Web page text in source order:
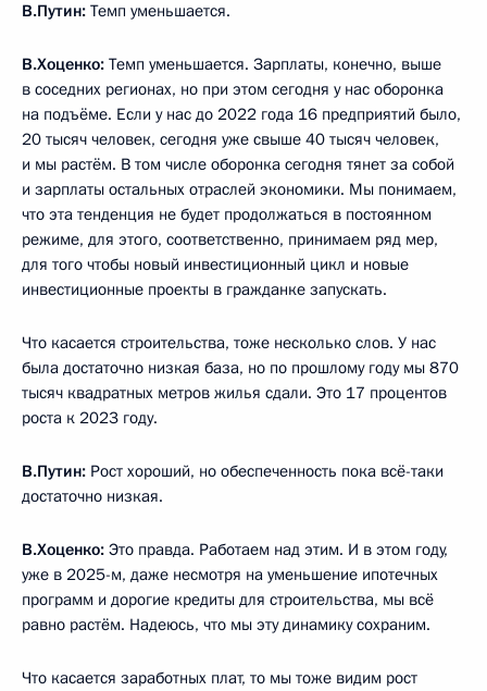
В.Путин: Темп уменьшается.
В.Хоценко: Темп уменьшается. Зарплаты, конечно, выше
в соседних регионах, но при этом сегодня у нас оборонка
на подъёме. Если у нас до 2022 года 16 предприятий было,
20 тысяч человек, сегодня уже свыше 40 тысяч человек,
и мы растём. В том числе оборонка сегодня тянет за собой
и зарплаты остальных отраслей экономики. Мы понимаем,
что эта тенденция не будет продолжаться в постоянном
режиме, для этого, соответственно, принимаем ряд мер,
для того чтобы новый инвестиционный цикл и новые
инвестиционные проекты в гражданке запускать.
Что касается строительства, тоже несколько слов. У нас
была достаточно низкая база, но по прошлому году мы 870
тысяч квадратных метров жилья сдали. Это 17 процентов
роста к 2023 году.
В.Путин: Рост хороший, но обеспеченность пока всё-таки
достаточно низкая.
В.Хоценко: Это правда. Работаем над этим. И в этом году,
уже в 2025-м, даже несмотря на уменьшение ипотечных
программ и дорогие кредиты для строительства, мы всё
равно растём. Надеюсь, что мы эту динамику сохраним.
Что касается заработных плат, то мы тоже видим рост